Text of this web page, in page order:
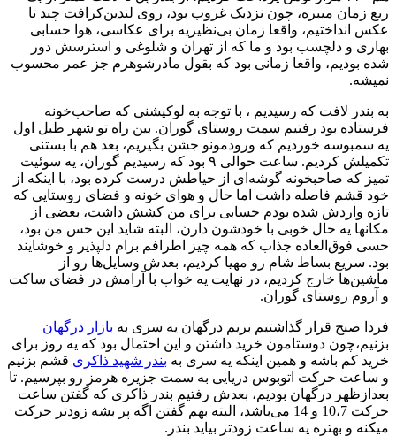
ربع زمان میبره، چون نزدیک غروب بود، روی لندین‌کرافت چند تا
عکس انداختیم، واقعا زمان بی‌نظیریه برای عکاسی، هوا حسابی
بهاری و دلچسب بود و ما که از تهران و شلوغی و استرسش دور
شده بودیم، واقعا زمانی بود که بقول مادرشوهرم جز عمر محسوب
نمیشه.
به بندر لافت که رسیدیم ، با توجه به لوکیشنی که صاحب‌خونه
فرستاده بود رفتیم سمت روستای گوران. بین راه تو شهر طبل اول
یه سمبوسه خوردیم که ورودمونو جشن بگیریم، بعد هم با بستنی
تکمیلش کردیم. ساعت حوالی ۹ بود که رسیدیم گوران، یه سوئیت
تمیز که صاحبخونه گوشه‌ای از حیاطش درست کرده بود، با اینکه از
خود قشم فاصله داشت اما حال و هوای خونه و فضای روستایی که
تازه واردش شده بودم حسابی برای من کشش داشت، بعضی از
مکانها یه حال خوبی با خودشون دارن، البته شاید این حس من بود،
حسی فوق‌العاده جذاب که همه چیز اطرافم برام دلپذیر و خوشایند
بود. سریع بساط شام رو مهیا کردیم، بعدش وسایل‌ها رو از
ماشین‌ها خارج کردیم، در نهایت یه خواب با آرامش در فضای ساکت
و آروم روستای گوران.
فردا صبح قرار گذاشتیم بریم درگهان یه سری به بازار درگهان
بزنیم،چون دوستامون خرید داشتن و این احتمال بود که یه روز برای
خرید کم باشه و همین اینکه یه سری به بندر شهید‌ ذاکری قشم بزنیم
و ساعت حرکت اتوبوس دریایی به سمت جزیره هرمز رو بپرسیم. تا
بعدازظهر درگهان بودیم، بعدش رفتیم بندر ذاکری که گفتن ساعت
حرکت 10،7 و 14 می‌باشد، البته بهم گفتن اگه پر بشه زودتر حرکت
میکنه و بهتره یه ساعت زودتر بیاید بندر.